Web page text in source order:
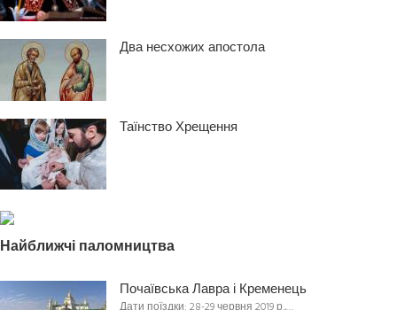
Два несхожих апостола
Таїнство Хрещення
Найближчі паломництва
Почаївська Лавра і Кременець